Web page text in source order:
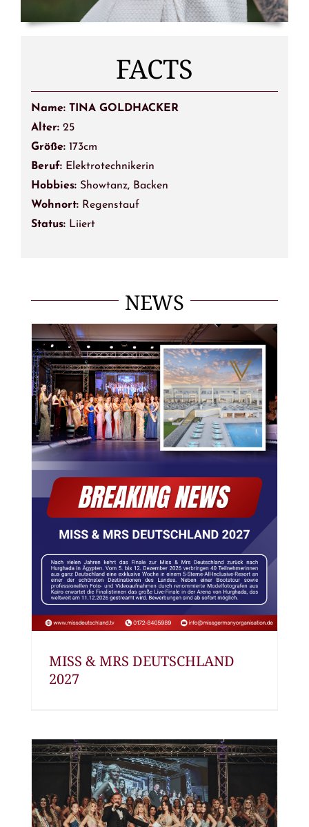
FACTS
Name: TINA GOLDHACKER
Alter:25
Größe: 173cm
Beruf:Elektrotechnikerin
Hobbies:Showtanz, Backen
Wohnort: Regenstauf
Status: Liiert
NEWS
MISS & MRS DEUTSCHLAND
2027